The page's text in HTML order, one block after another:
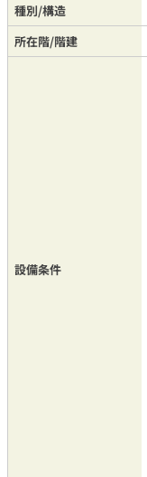
種別/構造
所在階/階建
設備条件